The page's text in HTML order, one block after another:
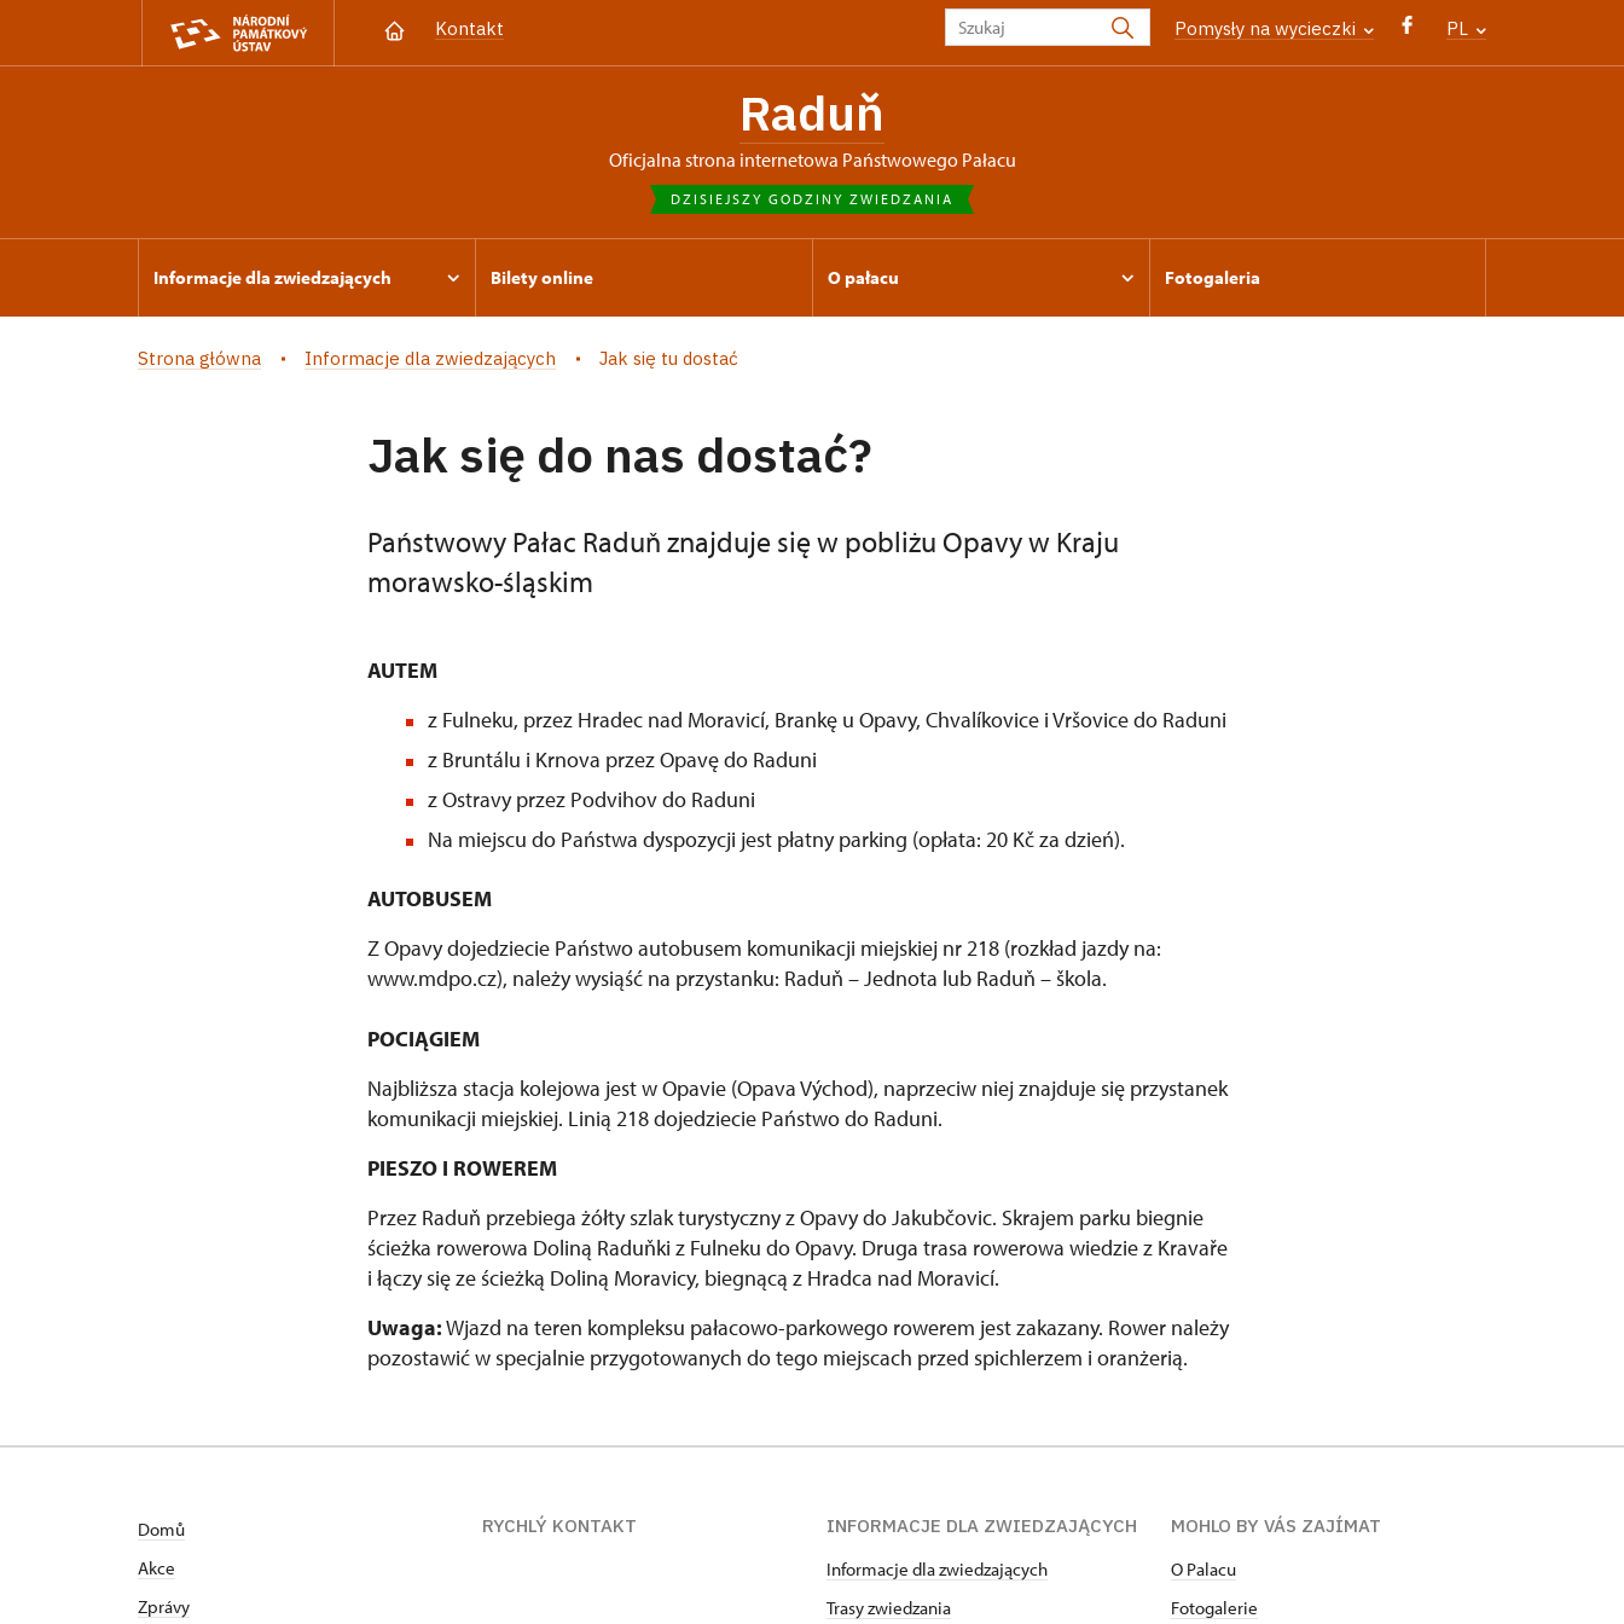
Kontakt Pomysły na wycieczki PL
Raduň
Oficjalna strona internetowa Państwowego Pałacu
DZISIEJSZY GODZINY ZWIEDZANIA
Informacje dla zwiedzających Bilety online O pałacu Fotogaleria
Strona główna Informacje dla zwiedzających Jak się tu dostać
Jak się do nas dostać?
Państwowy Pałac Raduň znajduje się w pobliżu Opavy w Kraju
morawsko-śląskim
AUTEM
z Fulneku, przez Hradec nad Moravicí, Brankę u Opavy, Chvalíkovice i Vršovice do Raduni
z Bruntálu i Krnova przez Opavę do Raduni
z Ostravy przez Podvihov do Raduni
Na miejscu do Państwa dyspozycji jest płatny parking (opłata: 20 Kč za dzień).
AUTOBUSEM
Z Opavy dojedziecie Państwo autobusem komunikacji miejskiej nr 218 (rozkład jazdy na:
www.mdpo.cz), należy wysiąść na przystanku: Raduň – Jednota lub Raduň – škola.
POCIĄGIEM
Najbliższa stacja kolejowa jest w Opavie (Opava Východ), naprzeciw niej znajduje się przystanek
komunikacji miejskiej. Linią 218 dojedziecie Państwo do Raduni.
PIESZO I ROWEREM
Przez Raduň przebiega żółty szlak turystyczny z Opavy do Jakubčovic. Skrajem parku biegnie
ścieżka rowerowa Doliną Raduňki z Fulneku do Opavy. Druga trasa rowerowa wiedzie z Kravaře
i łączy się ze ścieżką Doliną Moravicy, biegnącą z Hradca nad Moravicí.
Uwaga:Wjazd na teren kompleksu pałacowo-parkowego rowerem jest zakazany. Rower należy
pozostawić w specjalnie przygotowanych do tego miejscach przed spichlerzem i oranżerią.
Domů
Akce
Zprávy
RYCHLÝ KONTAKT
INFORMACJE DLA ZWIEDZAJĄCYCH
Informacje dla zwiedzających
Trasy zwiedzania
MOHLO BY VÁS ZAJÍMAT
O Palacu
Fotogalerie